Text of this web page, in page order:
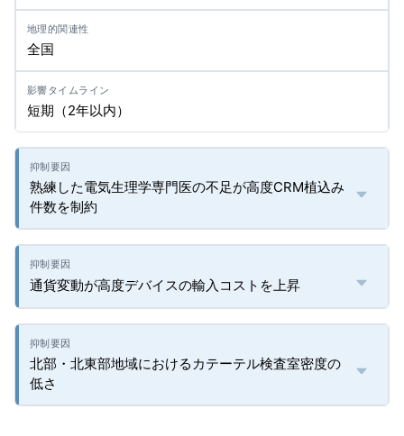
全国
短期（2年以内）
熟練した電気生理学専門医の不足が高度CRM植込み
件数を制約
通貨変動が高度デバイスの輸入コストを上昇
北部・北東部地域におけるカテーテル検査室密度の
低さ